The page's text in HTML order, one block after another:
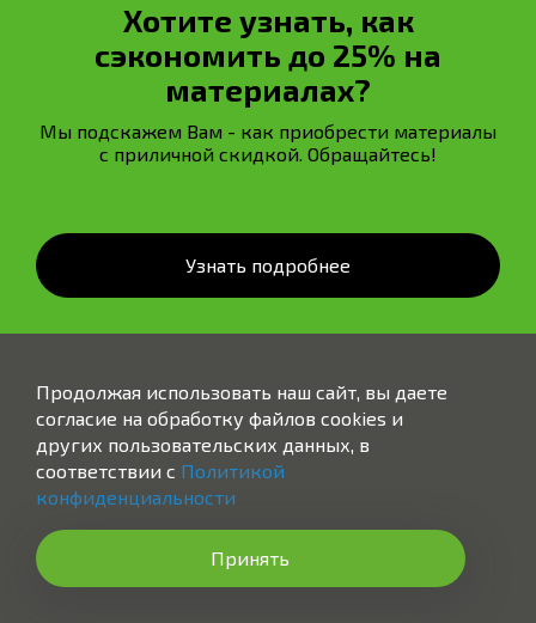
Хотите узнать, как
сэкономить до 25% на
материалах?
Мы подскажем Вам - как приобрести материалы
с приличной скидкой. Обращайтесь!
Узнать подробнее
МОНТАЖ.РУС
Москва, 1-й Магистральный тупик, 5А
Продолжая использовать наш сайт, вы даете
согласие на обработку файлов cookies и
других пользовательских данных, в
соответствии с Политикой
конфиденциальности
Принять